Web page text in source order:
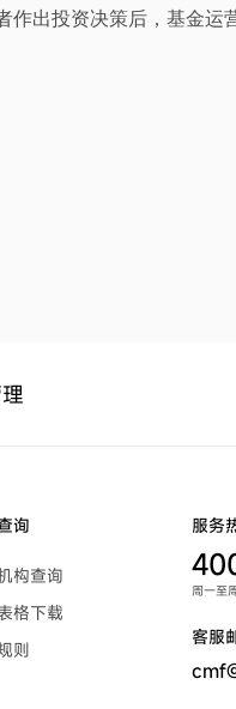
作出投资决策后，基金运
询
构查询
格下载
则
服务
周一至
客服